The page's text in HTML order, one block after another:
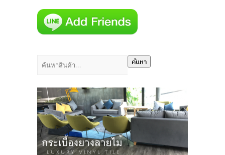
ค้นหา:
ค้นหา